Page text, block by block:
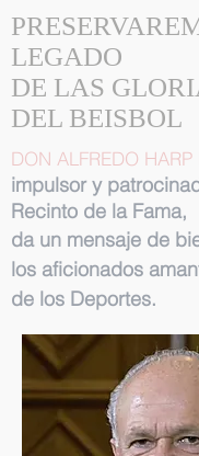
LEGADO
DE LAS
DEL BEISBOL
DON ALFREDO HARP
impulsor y
Recinto de la Fama,
da un mensaje de
los aficionados
de los Deportes.